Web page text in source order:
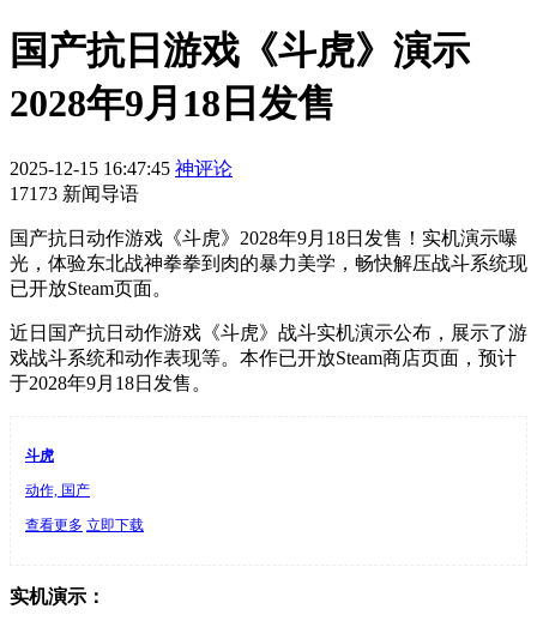
国产抗日游戏《斗虎》演示
2028年9月18日发售
2025-12-15 16:47:45 神评论
17173 新闻导语
国产抗日动作游戏《斗虎》2028年9月18日发售！实机演示曝
光，体验东北战神拳拳到肉的暴力美学，畅快解压战斗系统现
已开放Steam页面。
近日国产抗日动作游戏《斗虎》战斗实机演示公布，展示了游
戏战斗系统和动作表现等。本作已开放Steam商店页面，预计
于2028年9月18日发售。
斗虎
动作, 国产
查看更多 立即下载
实机演示：